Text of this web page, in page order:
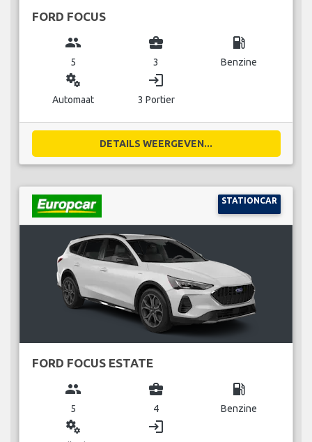
FORD FOCUS
group
5
business_center
3
local_gas_station
Benzine
miscellaneous_services
Automaat
login
3 Portier
DETAILS WEERGEVEN...
STATIONCAR
FORD FOCUS ESTATE
group
5
business_center
4
local_gas_station
Benzine
miscellaneous_services login